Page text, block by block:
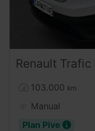
Renault Trafic
103.000 km
Manual
Plan Pive